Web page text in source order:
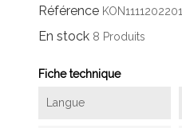
Référence KON1111202201
En stock 8 Produits
Fiche technique
Langue